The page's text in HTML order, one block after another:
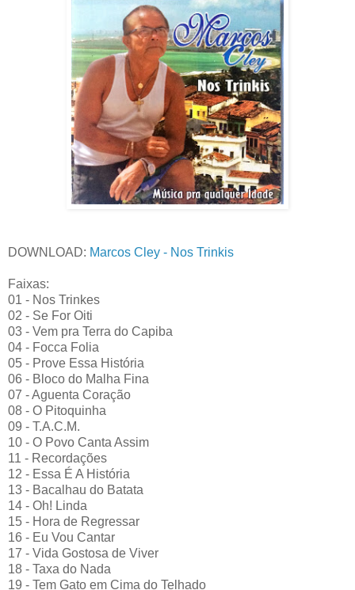
DOWNLOAD: Marcos Cley - Nos Trinkis
Faixas:
01 - Nos Trinkes
02 - Se For Oiti
03 - Vem pra Terra do Capiba
04 - Focca Folia
05 - Prove Essa História
06 - Bloco do Malha Fina
07 - Aguenta Coração
08 - O Pitoquinha
09 - T.A.C.M.
10 - O Povo Canta Assim
11 - Recordações
12 - Essa É A História
13 - Bacalhau do Batata
14 - Oh! Linda
15 - Hora de Regressar
16 - Eu Vou Cantar
17 - Vida Gostosa de Viver
18 - Taxa do Nada
19 - Tem Gato em Cima do Telhado